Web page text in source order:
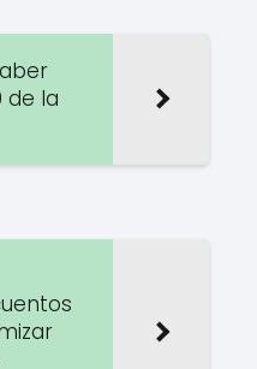
de la